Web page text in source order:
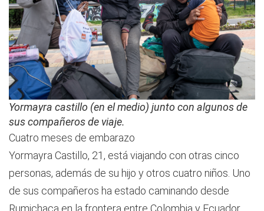
Yormayra castillo (en el medio) junto con algunos de
sus compañeros de viaje.
Cuatro meses de embarazo
Yormayra Castillo, 21, está viajando con otras cinco
personas, además de su hijo y otros cuatro niños. Uno
de sus compañeros ha estado caminando desde